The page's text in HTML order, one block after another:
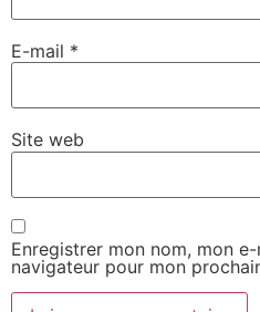
E-mail *
Site web
Enregistrer mon nom, mon
navigateur pour mon